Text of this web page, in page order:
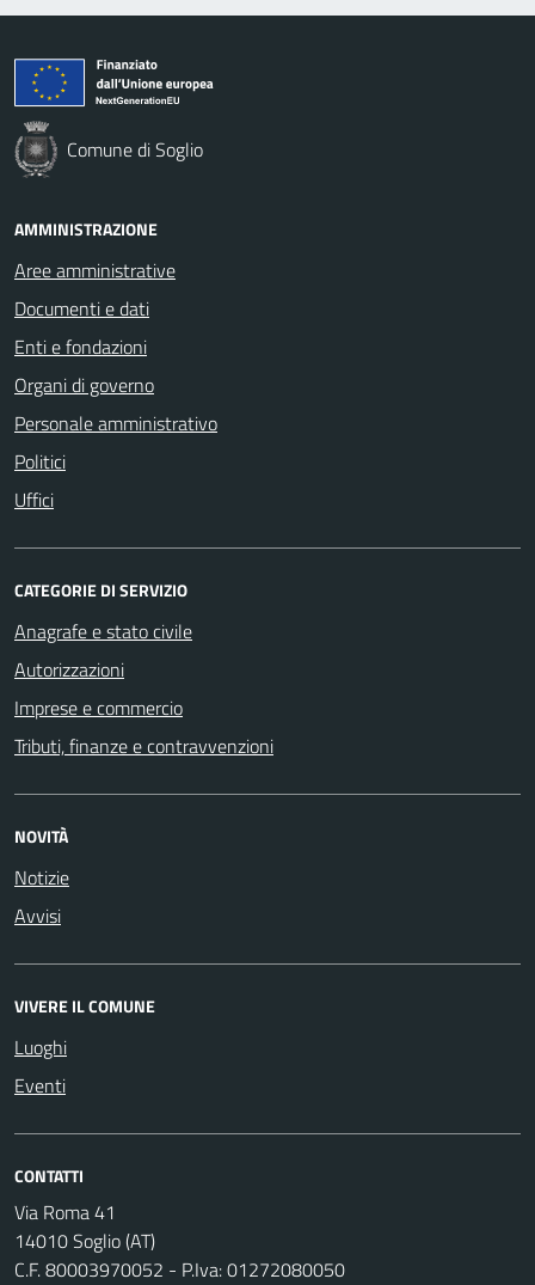
Comune di Soglio
AMMINISTRAZIONE
Aree amministrative
Documenti e dati
Enti e fondazioni
Organi di governo
Personale amministrativo
Politici
Uffici
CATEGORIE DI SERVIZIO
Anagrafe e stato civile
Autorizzazioni
Imprese e commercio
Tributi, finanze e contravvenzioni
NOVITÀ
Notizie
Avvisi
VIVERE IL COMUNE
Luoghi
Eventi
CONTATTI
Via Roma 41
14010 Soglio (AT)
C.F. 80003970052 - P.Iva: 01272080050